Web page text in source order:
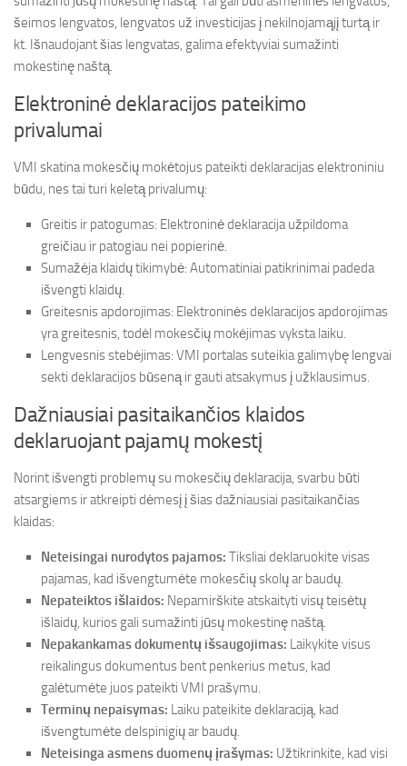
šeimos lengvatos, lengvatos už investicijas į nekilnojamąjį turtą ir
kt. Išnaudojant šias lengvatas, galima efektyviai sumažinti
mokestinę naštą.
Elektroninė deklaracijos pateikimo
privalumai
VMI skatina mokesčių mokėtojus pateikti deklaracijas elektroniniu
būdu, nes tai turi keletą privalumų:
Greitis ir patogumas: Elektroninė deklaracija užpildoma
greičiau ir patogiau nei popierinė.
Sumažėja klaidų tikimybė: Automatiniai patikrinimai padeda
išvengti klaidų.
Greitesnis apdorojimas: Elektroninės deklaracijos apdorojimas
yra greitesnis, todėl mokesčių mokėjimas vyksta laiku.
Lengvesnis stebėjimas: VMI portalas suteikia galimybę lengvai
sekti deklaracijos būseną ir gauti atsakymus į užklausimus.
Dažniausiai pasitaikančios klaidos
deklaruojant pajamų mokestį
Norint išvengti problemų su mokesčių deklaracija, svarbu būti
atsargiems ir atkreipti dėmesį į šias dažniausiai pasitaikančias
klaidas:
Neteisingai nurodytos pajamos: Tiksliai deklaruokite visas
pajamas, kad išvengtumėte mokesčių skolų ar baudų.
Nepateiktos išlaidos: Nepamirškite atskaityti visų teisėtų
išlaidų, kurios gali sumažinti jūsų mokestinę naštą.
Nepakankamas dokumentų išsaugojimas: Laikykite visus
reikalingus dokumentus bent penkerius metus, kad
galėtumėte juos pateikti VMI prašymu.
Terminų nepaisymas: Laiku pateikite deklaraciją, kad
išvengtumėte delspinigių ar baudų.
Neteisinga asmens duomenų įrašymas: Užtikrinkite, kad visi